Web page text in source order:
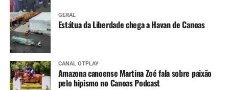
GERAL
Estátua da Liberdade chega a Havan de Canoas
CANAL OTPLAY
Amazona canoense Martina Zoé fala sobre paixão
pelo hipismo no Canoas Podcast